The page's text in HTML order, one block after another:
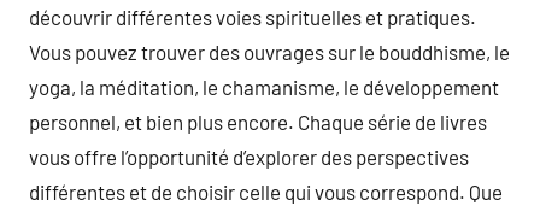
découvrir différentes voies spirituelles et pratiques.
Vous pouvez trouver des ouvrages sur le bouddhisme, le
yoga, la méditation, le chamanisme, le développement
personnel, et bien plus encore. Chaque série de livres
vous offre l’opportunité d’explorer des perspectives
différentes et de choisir celle qui vous correspond. Que